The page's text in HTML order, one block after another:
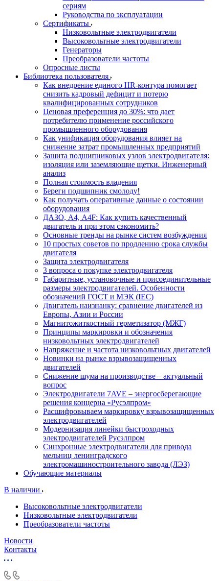
сериям
Руководства по эксплуатации
Сертификаты
Низковольтные электродвигатели
Высоковольтные электродвигатели
Генераторы
Преобразователи частоты
Опросные листы
Библиотека пользователя
Как внедрение единого HR-контура помогает
снизить кадровый дефицит и потерю
квалифицированных сотрудников
Ценовая преференция до 30%: что дает
потребителю применение российского
промышленного оборудования
Как унификация оборудования влияет на
снижение затрат промышленных предприятий
Защита подшипниковых узлов электродвигателя:
изоляция или заземляющие щетки. Инженерный
анализ
Полная стоимость владения
Береги подшипник смолоду!
Как получать оперативные данные о состоянии
оборудования
ДАЗО, А4, А4F: Как купить качественный
двигатель и при этом сэкономить?
Основные тренды на рынке систем возбуждения
10 простых советов по продлению срока службы
двигателя
Защита электродвигателя
3 вопроса о покупке электродвигателя
Габаритные, установочные и присоединительные
размеры электродвигателей. Особенности
обозначений ГОСТ и МЭК (IEC)
Двигатель наизнанку: сравнение двигателей из
Европы, Азии и России
Магнитожиткостный герметизатор (МЖГ)
Принципы маркировки и обозначения
низковольтных электродвигателей
Напряжение и частота низковольтных двигателей
Новинки на рынке взрывозащищенных
двигателей
Снижение шума на производстве – актуальный
вопрос
Электродвигатели 7AVE – энергосберегающие
решения концерна «Русэлпром»
Расшифровываем маркировку взрывозащищенных
электродвигателей
Модернизация линейки быстроходных
электродвигателей Русэлпром
Синхронные электродвигатели для привода
мельниц ленинградского
электромашиностроительного завода (ЛЭЗ)
Обучающие материалы
В наличии
Высоковольтные электродвигатели
Низковольтные электродвигатели
Преобразователи частоты
Новости
Контакты